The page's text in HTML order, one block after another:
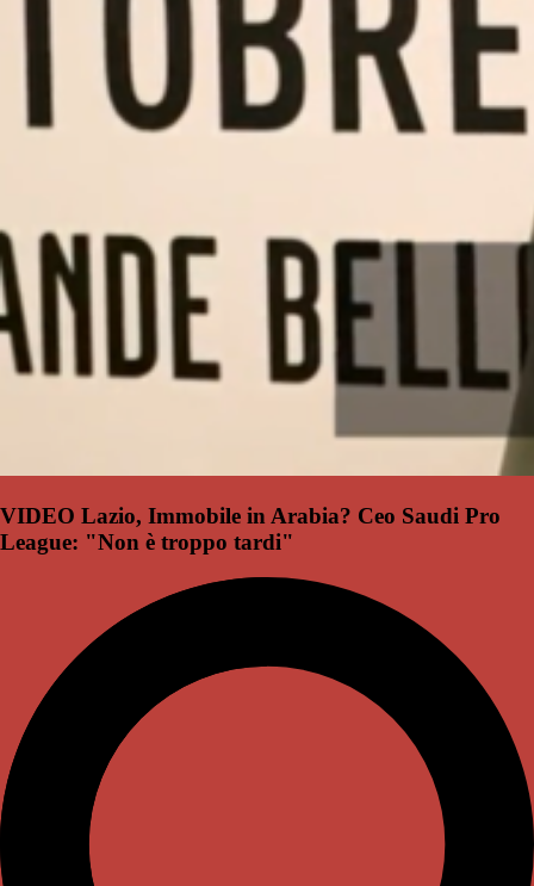
VIDEO Lazio, Immobile in Arabia? Ceo Saudi Pro
League: "Non è troppo tardi"